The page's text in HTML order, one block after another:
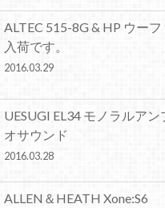
ALTEC 515-8G & HP ウー
入荷です。
2016.03.29
UESUGI EL34 モノラルアン
オサウンド
2016.03.28
ALLEN＆HEATH Xone:S6